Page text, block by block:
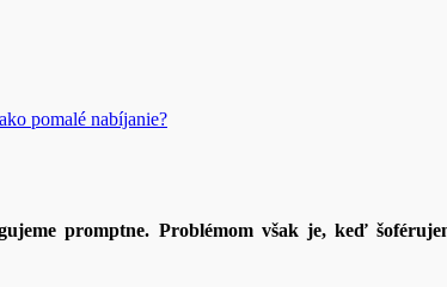
pomalé nabíjanie?
promptne. Problémom však je, keď